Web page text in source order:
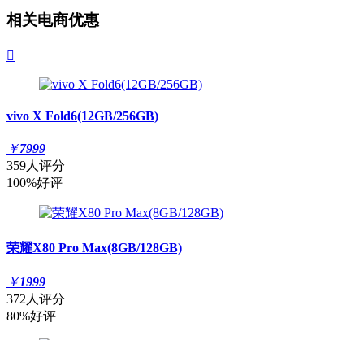
相关电商优惠

vivo X Fold6(12GB/256GB)
￥7999
359人评分
100%好评
荣耀X80 Pro Max(8GB/128GB)
￥1999
372人评分
80%好评